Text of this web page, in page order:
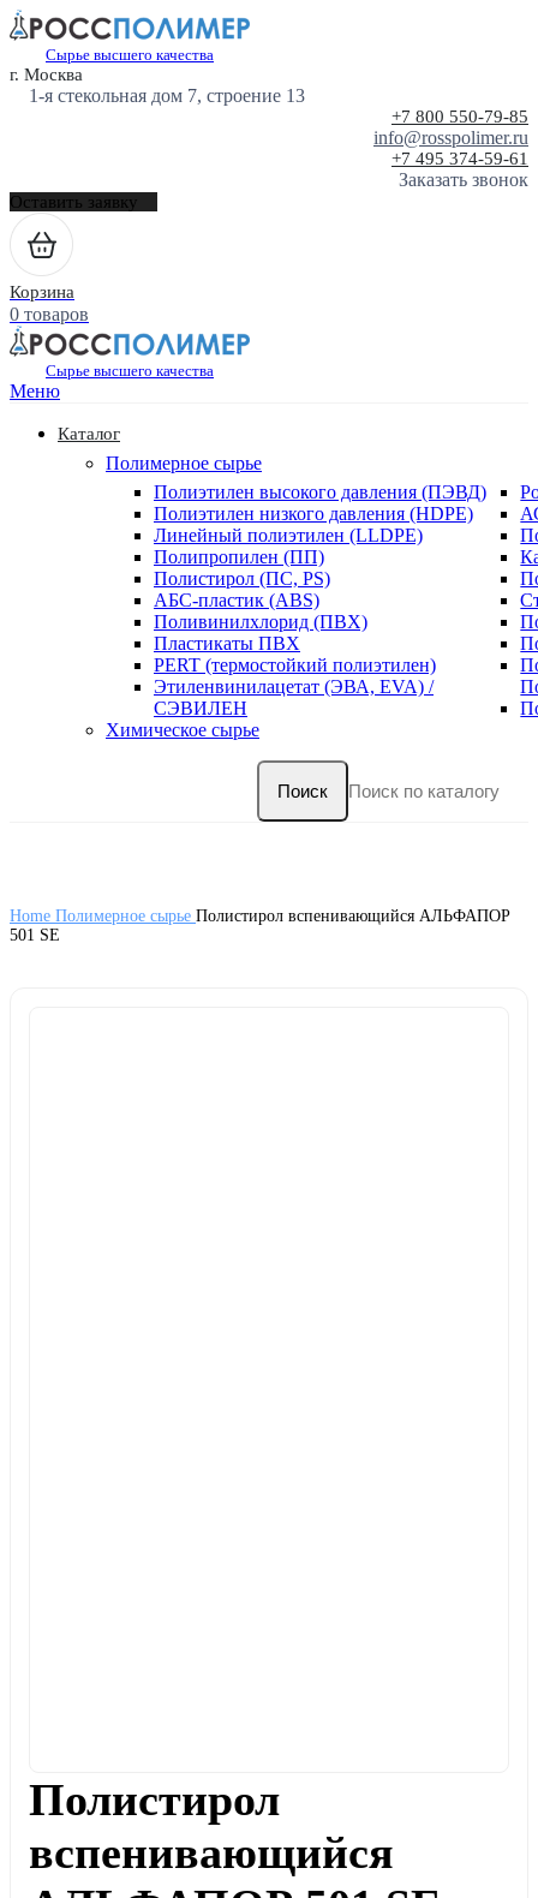
Сырье высшего качества
г. Москва
1-я стекольная дом 7, строение 13
+7 800 550-79-85
info@rosspolimer.ru
+7 495 374-59-61
Заказать звонок
Оставить заявку
Корзина
0 товаров
Сырье высшего качества
Меню
Каталог
Полимерное сырье
Полиэтилен высокого давления (ПЭВД)
Полиэтилен низкого давления (HDPE)
Линейный полиэтилен (LLDPE)
Полипропилен (ПП)
Полистирол (ПС, PS)
АБС-пластик (ABS)
Поливинилхлорид (ПВХ)
Пластикаты ПВХ
PERT (термостойкий полиэтилен)
Этиленвинилацетат (ЭВА, EVA) /
СЭВИЛЕН
Химическое сырье
Поиск
Home Полимерное сырье Полистирол вспенивающийся АЛЬФАПОР
501 SE
Полистирол
вспенивающийся